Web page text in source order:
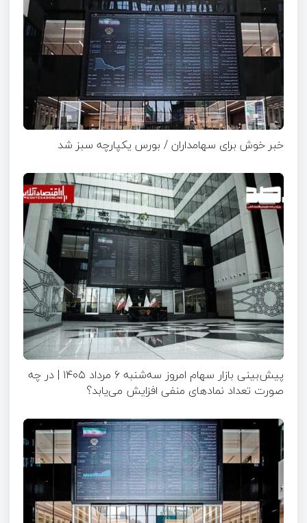
خبر خوش برای سهامداران / بورس یکپارچه سبز شد
پیش‌بینی بازار سهام امروز سه‌شنبه ۶ مرداد ۱۴۰۵ | در چه
صورت تعداد نماد‌های منفی افزایش می‌یابد؟